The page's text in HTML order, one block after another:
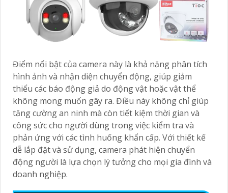
Điểm nổi bật của camera này là khả năng phân tích
hình ảnh và nhận diện chuyển động, giúp giảm
thiểu các báo động giả do động vật hoặc vật thể
không mong muốn gây ra. Điều này không chỉ giúp
tăng cường an ninh mà còn tiết kiệm thời gian và
công sức cho người dùng trong việc kiểm tra và
phản ứng với các tình huống khẩn cấp. Với thiết kế
dễ lắp đặt và sử dụng, camera phát hiện chuyển
động người là lựa chọn lý tưởng cho mọi gia đình và
doanh nghiệp.